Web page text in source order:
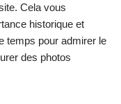
Cela vous
historique et
temps pour admirer le
des photos